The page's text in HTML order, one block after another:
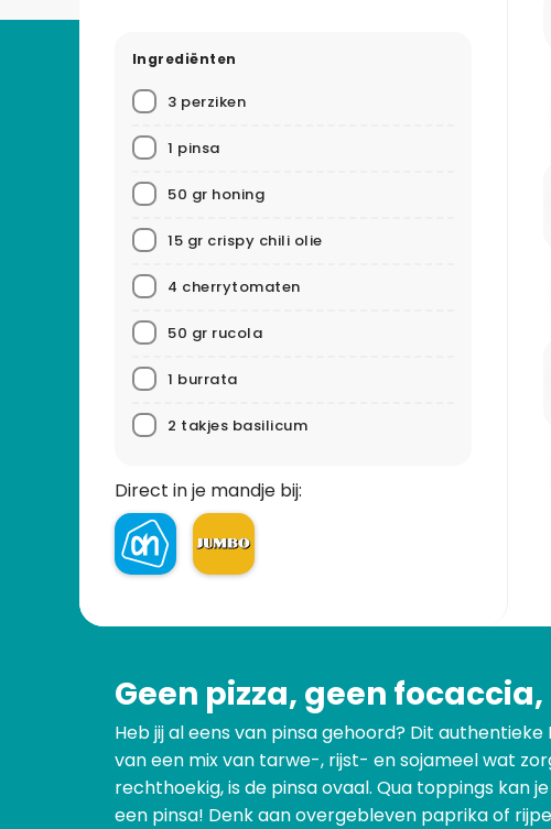
Ingrediënten
3 perziken
1 pinsa
50 gr honing
15 gr crispy chili olie
4 cherrytomaten
50 gr rucola
1 burrata
2 takjes basilicum
Direct in je mandje bij:
Geen pizza, geen
Heb jij al eens van pinsa gehoord? Dit
van een mix van tarwe-, rijst- en sojameel wat
rechthoekig, is de pinsa ovaal. Qua toppings kan
een pinsa! Denk aan overgebleven paprika of